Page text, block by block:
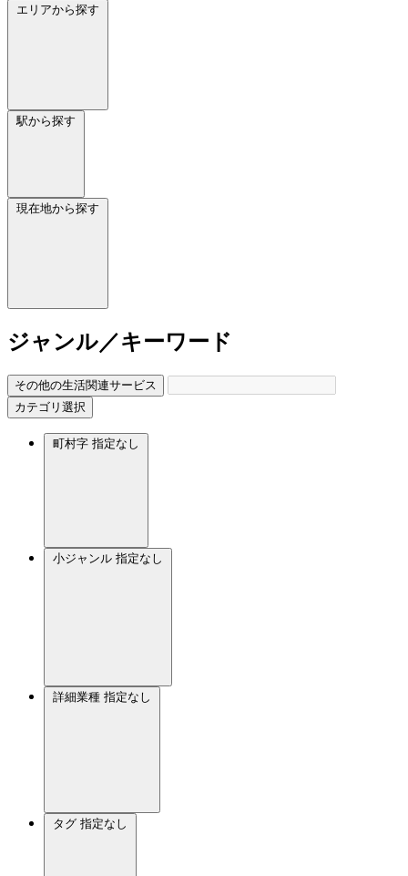
エリアから探す
駅から探す
現在地から探す
ジャンル／キーワード
その他の生活関連サービス
カテゴリ選択
町村字 指定なし
小ジャンル 指定なし
詳細業種 指定なし
タグ 指定なし